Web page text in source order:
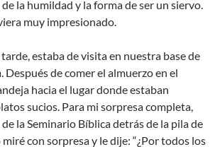
la humildad y la forma de ser un siervo.
muy impresionado.
estaba de visita en nuestra base de
de comer el almuerzo en el
hacia el lugar donde estaban
sucios. Para mi sorpresa completa,
la Seminario Bíblica detrás de la pila de
con sorpresa y le dije: “¿Por todos los